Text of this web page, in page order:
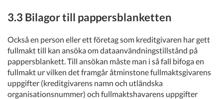
3.3 Bilagor till pappersblanketten
Också en person eller ett företag som kreditgivaren har gett
fullmakt till kan ansöka om dataanvändningstillstånd på
pappersblankett. Till ansökan måste man i så fall bifoga en
fullmakt ur vilken det framgår åtminstone fullmaktsgivarens
uppgifter (kreditgivarens namn och utländska
organisationsnummer) och fullmaktshavarens uppgifter